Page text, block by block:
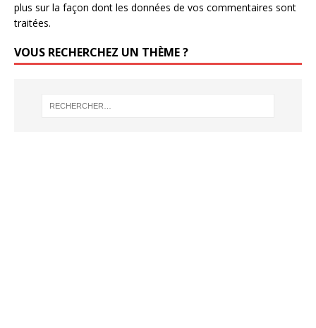
plus sur la façon dont les données de vos commentaires sont
traitées.
VOUS RECHERCHEZ UN THÈME ?